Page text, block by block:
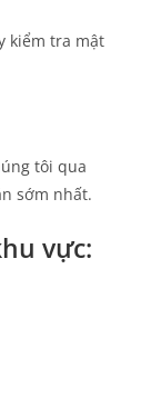
kiểm tra mật
tôi qua
sớm nhất.
vực: